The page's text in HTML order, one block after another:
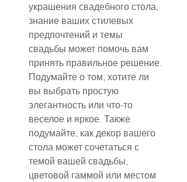
украшения свадебного стола,
знание ваших стилевых
предпочтений и темы
свадьбы может помочь вам
принять правильное решение.
Подумайте о том, хотите ли
вы выбрать простую
элегантность или что-то
веселое и яркое. Также
подумайте, как декор вашего
стола может сочетаться с
темой вашей свадьбы,
цветовой гаммой или местом